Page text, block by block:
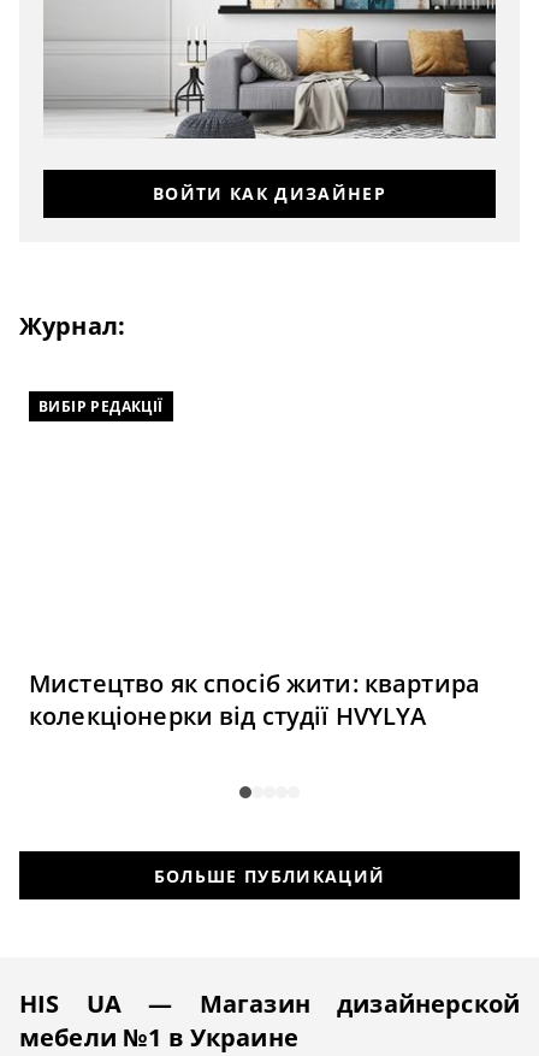
ВОЙТИ КАК ДИЗАЙНЕР
Журнал:
ВИБІР РЕДАКЦІЇ
Мистецтво як спосіб жити: квартира
колекціонерки від студії HVYLYA
БОЛЬШЕ ПУБЛИКАЦИЙ
HIS UA — Магазин дизайнерской
мебели №1 в Украине